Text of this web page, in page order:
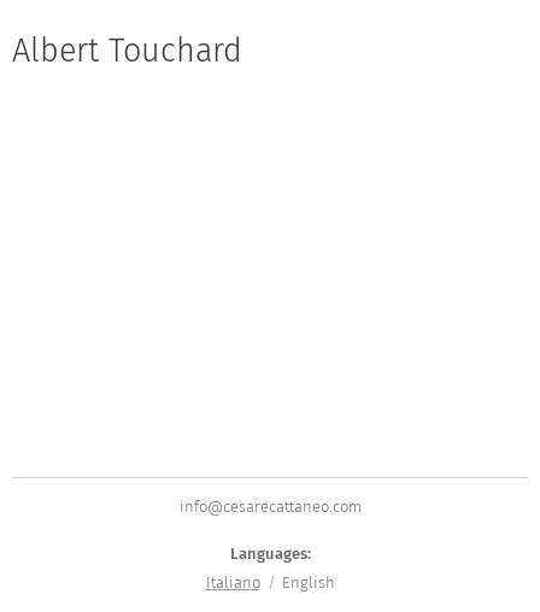
Albert Touchard
info@cesarecattaneo.com
Languages
Italiano
English